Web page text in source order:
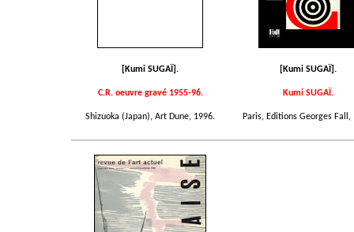
[Kumi SUGAÏ].
C.R. oeuvre gravé 1955-96.
Shizuoka (Japan), Art Dune, 1996.
[Kumi SUGAÏ].
Kumi SUGAÏ.
Paris, Editions Georges Fall,